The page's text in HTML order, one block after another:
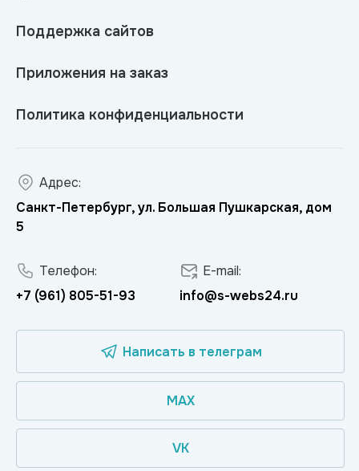
Поддержка сайтов
Приложения на заказ
Политика конфиденциальности
Адрес:
Санкт-Петербург, ул. Большая Пушкарская, дом
5
Телефон:
+7 (961) 805-51-93
E-mail:
info@s-webs24.ru
Написать в телеграм
MAX
VK